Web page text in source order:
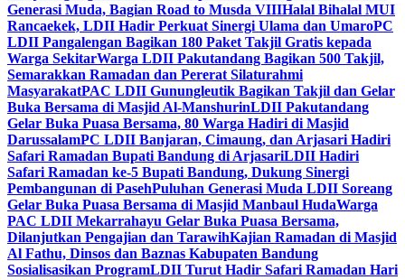
Generasi Muda, Bagian Road to Musda VIIIHalal Bihalal MUI
Rancaekek, LDII Hadir Perkuat Sinergi Ulama dan UmaroPC
LDII Pangalengan Bagikan 180 Paket Takjil Gratis kepada
Warga SekitarWarga LDII Pakutandang Bagikan 500 Takjil,
Semarakkan Ramadan dan Pererat Silaturahmi
MasyarakatPAC LDII Gunungleutik Bagikan Takjil dan Gelar
Buka Bersama di Masjid Al-ManshurinLDII Pakutandang
Gelar Buka Puasa Bersama, 80 Warga Hadiri di Masjid
DarussalamPC LDII Banjaran, Cimaung, dan Arjasari Hadiri
Safari Ramadan Bupati Bandung di ArjasariLDII Hadiri
Safari Ramadan ke-5 Bupati Bandung, Dukung Sinergi
Pembangunan di PasehPuluhan Generasi Muda LDII Soreang
Gelar Buka Puasa Bersama di Masjid Manbaul HudaWarga
PAC LDII Mekarrahayu Gelar Buka Puasa Bersama,
Dilanjutkan Pengajian dan TarawihKajian Ramadan di Masjid
Al Fathu, Dinsos dan Baznas Kabupaten Bandung
Sosialisasikan ProgramLDII Turut Hadir Safari Ramadan Hari